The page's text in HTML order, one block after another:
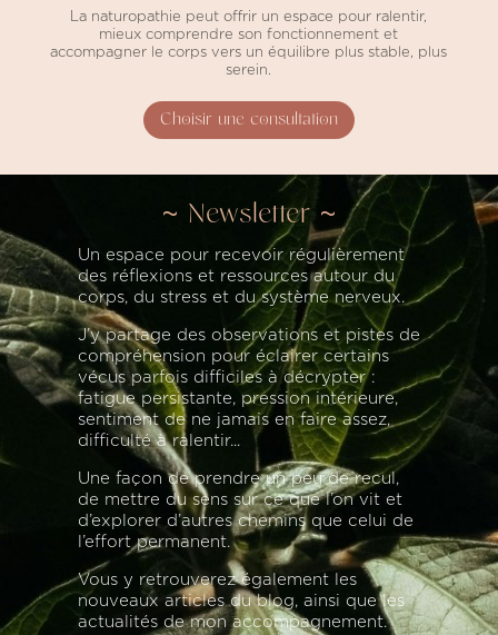
La naturopathie peut offrir un espace pour ralentir,
mieux comprendre son fonctionnement et
accompagner le corps vers un équilibre plus stable, plus
serein.
Choisir une consultation
~ Newsletter ~
Un espace pour recevoir régulièrement
des réflexions et ressources autour du
corps, du stress et du système nerveux.
J’y partage des observations et pistes de
compréhension pour éclairer certains
vécus parfois difficiles à décrypter :
fatigue persistante, pression intérieure,
sentiment de ne jamais en faire assez,
difficulté à ralentir...
Une façon de prendre un peu de recul,
de mettre du sens sur ce que l’on vit et
d’explorer d’autres chemins que celui de
l’effort permanent.
Vous y retrouverez également les
nouveaux articles du blog, ainsi que les
actualités de mon accompagnement.